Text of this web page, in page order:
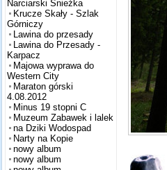
Narciarski Śnieżka
Krucze Skały - Szlak
Górniczy
Lawina do przesady
Lawina do Przesady -
Karpacz
Majowa wyprawa do
Western City
Maraton górski
4.08.2012
Minus 19 stopni C
Muzeum Zabawek i lalek
na Dziki Wodospad
Narty na Kopie
nowy album
nowy album